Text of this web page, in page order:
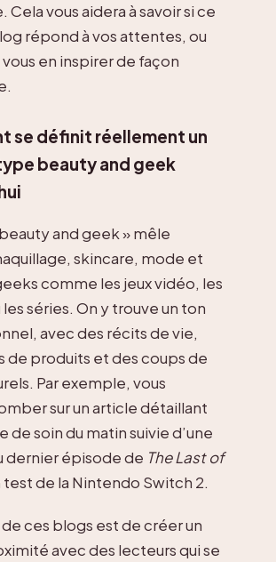
Cela vous aidera à savoir si ce
répond à vos attentes, ou
en inspirer de façon
se définit réellement un
beauty and geek
and geek » mêle
skincare, mode et
comme les jeux vidéo, les
séries. On y trouve un ton
avec des récits de vie,
de produits et des coups de
Par exemple, vous
sur un article détaillant
de soin du matin suivie d’une
dernier épisode de The Last of
test de la Nintendo Switch 2.
ces blogs est de créer un
avec des lecteurs qui se